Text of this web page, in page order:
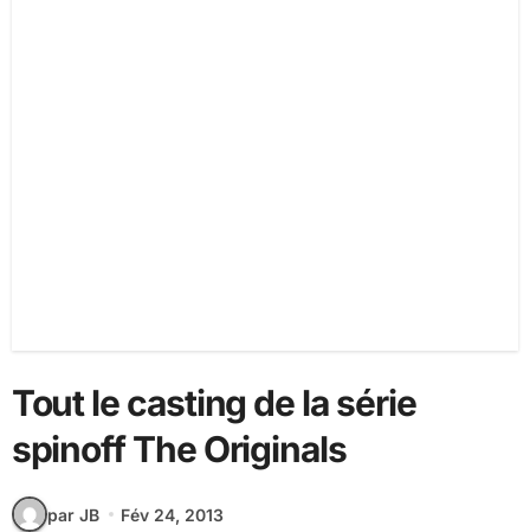
Tout le casting de la série
spinoff The Originals
par JB
Fév 24, 2013